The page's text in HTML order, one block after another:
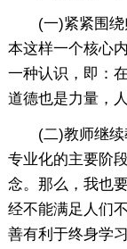
(一)紧紧围绕
本这样一个核心
一种认识，即：
道德也是力量，
(二)教师继续
专业化的主要阶
念。那么，我也
经不能满足人们
善有利于终身学